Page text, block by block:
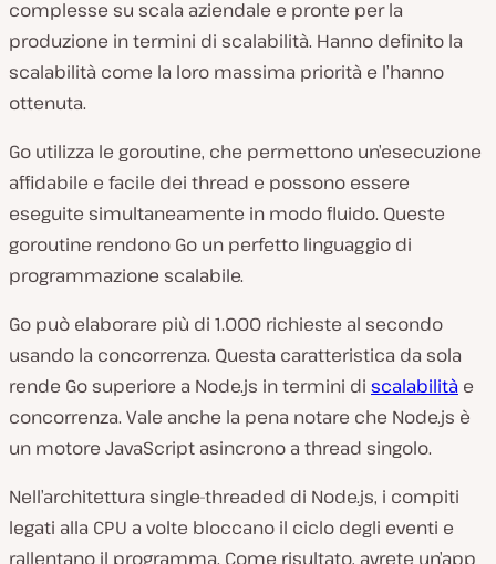
complesse su scala aziendale e pronte per la
produzione in termini di scalabilità. Hanno definito la
scalabilità come la loro massima priorità e l’hanno
ottenuta.
Go utilizza le goroutine, che permettono un’esecuzione
affidabile e facile dei thread e possono essere
eseguite simultaneamente in modo fluido. Queste
goroutine rendono Go un perfetto linguaggio di
programmazione scalabile.
Go può elaborare più di 1.000 richieste al secondo
usando la concorrenza. Questa caratteristica da sola
rende Go superiore a Node.js in termini di scalabilità e
concorrenza. Vale anche la pena notare che Node.js è
un motore JavaScript asincrono a thread singolo.
Nell’architettura single-threaded di Node.js, i compiti
legati alla CPU a volte bloccano il ciclo degli eventi e
rallentano il programma. Come risultato, avrete un’app